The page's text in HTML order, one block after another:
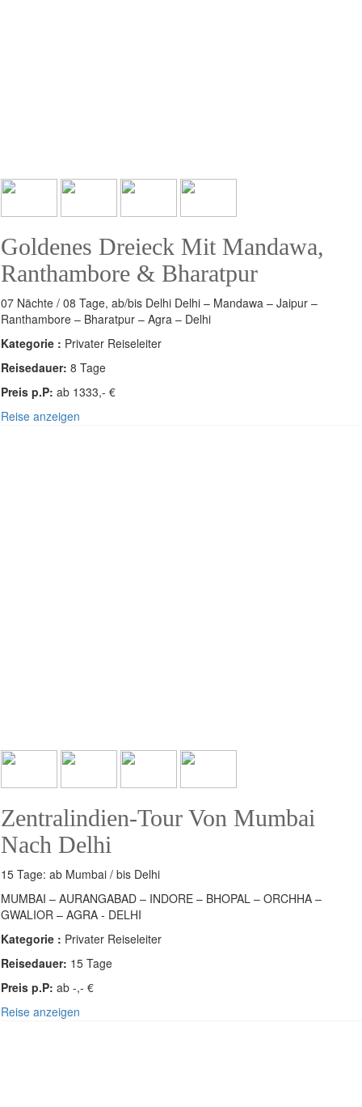
Goldenes Dreieck Mit Mandawa,
Ranthambore & Bharatpur
07 Nächte / 08 Tage, ab/bis Delhi Delhi – Mandawa – Jaipur –
Ranthambore – Bharatpur – Agra – Delhi
Kategorie : Privater Reiseleiter
Reisedauer: 8 Tage
Preis p.P: ab 1333,- €
Reise anzeigen
Zentralindien-Tour Von Mumbai
Nach Delhi
15 Tage: ab Mumbai / bis Delhi
MUMBAI – AURANGABAD – INDORE – BHOPAL – ORCHHA –
GWALIOR – AGRA - DELHI
Kategorie : Privater Reiseleiter
Reisedauer: 15 Tage
Preis p.P: ab -,- €
Reise anzeigen